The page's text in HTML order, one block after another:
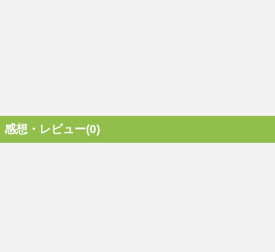
感想・レビュー(0)